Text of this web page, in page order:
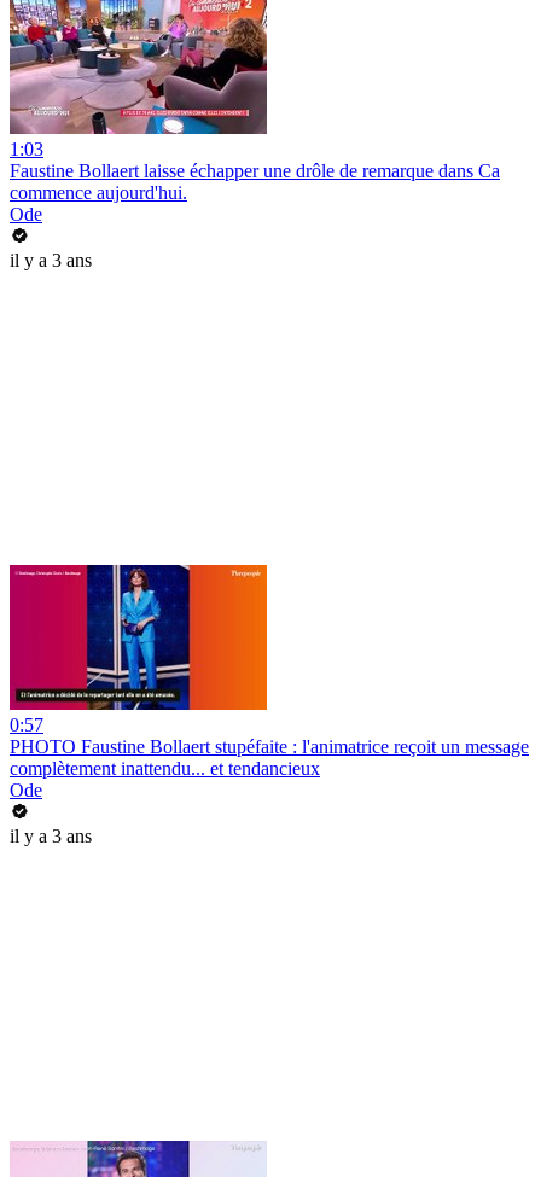
1:03
Faustine Bollaert laisse échapper une drôle de remarque dans Ca
commence aujourd'hui.
Ode
il y a 3 ans
0:57
PHOTO Faustine Bollaert stupéfaite : l'animatrice reçoit un message
complètement inattendu... et tendancieux
Ode
il y a 3 ans